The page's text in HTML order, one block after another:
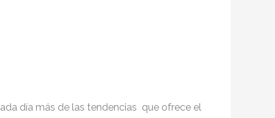
día más de las tendencias que ofrece el